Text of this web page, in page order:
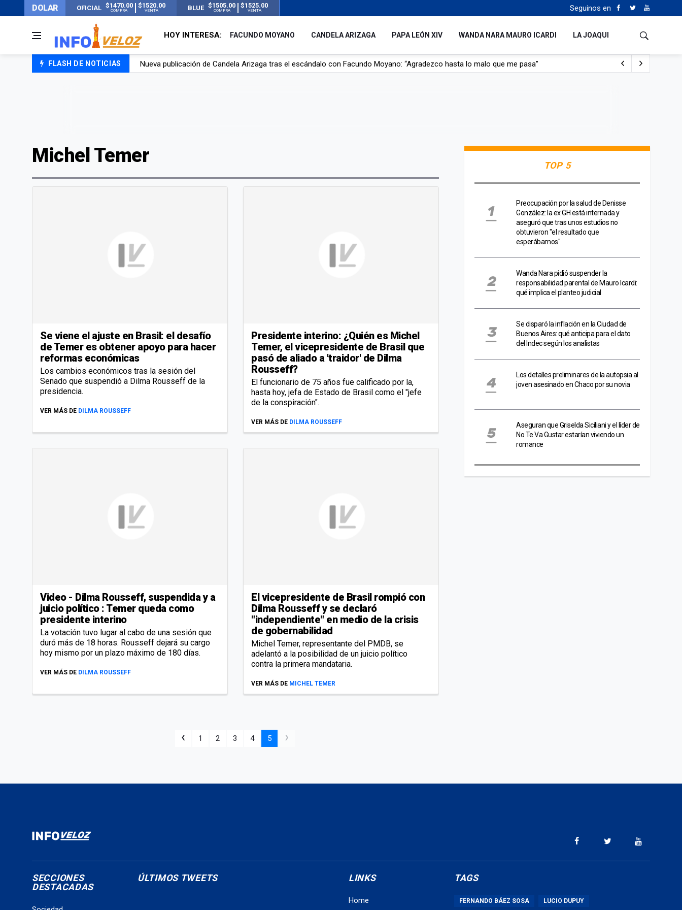
DOLAR OFICIAL $1470.00
COMPRA
$1520.00
VENTA BLUE $1505.00
COMPRA
$1525.00
VENTA Seguinos en
HOY INTERESA: FACUNDO MOYANO CANDELA ARIZAGA PAPA LEÓN XIV WANDA NARA MAURO ICARDI LA JOAQUI
FLASH DE NOTICIAS
Nueva publicación de Candela Arizaga tras el escándalo con Facundo Moyano: “Agradezco hasta lo malo que me pasa”
Un joven murió quemado por su novia en San Luis: pasó seis días de agonía tras ser rociado con nafta y prendido fuego
Michel Temer
Se viene el ajuste en Brasil: el desafío
de Temer es obtener apoyo para hacer
reformas económicas
Los cambios económicos tras la sesión del
Senado que suspendió a Dilma Rousseff de la
presidencia.
VER MÁS DE DILMA ROUSSEFF
Presidente interino: ¿Quién es Michel
Temer, el vicepresidente de Brasil que
pasó de aliado a 'traidor' de Dilma
Rousseff?
El funcionario de 75 años fue calificado por la,
hasta hoy, jefa de Estado de Brasil como el "jefe
de la conspiración".
VER MÁS DE DILMA ROUSSEFF
Video - Dilma Rousseff, suspendida y a
juicio político : Temer queda como
presidente interino
La votación tuvo lugar al cabo de una sesión que
duró más de 18 horas. Rousseff dejará su cargo
hoy mismo por un plazo máximo de 180 días.
VER MÁS DE DILMA ROUSSEFF
El vicepresidente de Brasil rompió con
Dilma Rousseff y se declaró
"independiente" en medio de la crisis
de gobernabilidad
Michel Temer, representante del PMDB, se
adelantó a la posibilidad de un juicio político
contra la primera mandataria.
VER MÁS DE MICHEL TEMER
‹ 1 2 3 4 5 ›
TOP 5
Preocupación por la salud de Denisse
González: la ex GH está internada y
aseguró que tras unos estudios no
obtuvieron "el resultado que
esperábamos"
Wanda Nara pidió suspender la
responsabilidad parental de Mauro Icardi:
qué implica el planteo judicial
Se disparó la inflación en la Ciudad de
Buenos Aires: qué anticipa para el dato
del Indec según los analistas
Los detalles preliminares de la autopsia al
joven asesinado en Chaco por su novia
Aseguran que Griselda Siciliani y el líder de
No Te Va Gustar estarían viviendo un
romance
SECCIONES
DESTACADAS
ÚLTIMOS TWEETS LINKS
Home
TAGS
FERNANDO BÁEZ SOSA LUCIO DUPUY